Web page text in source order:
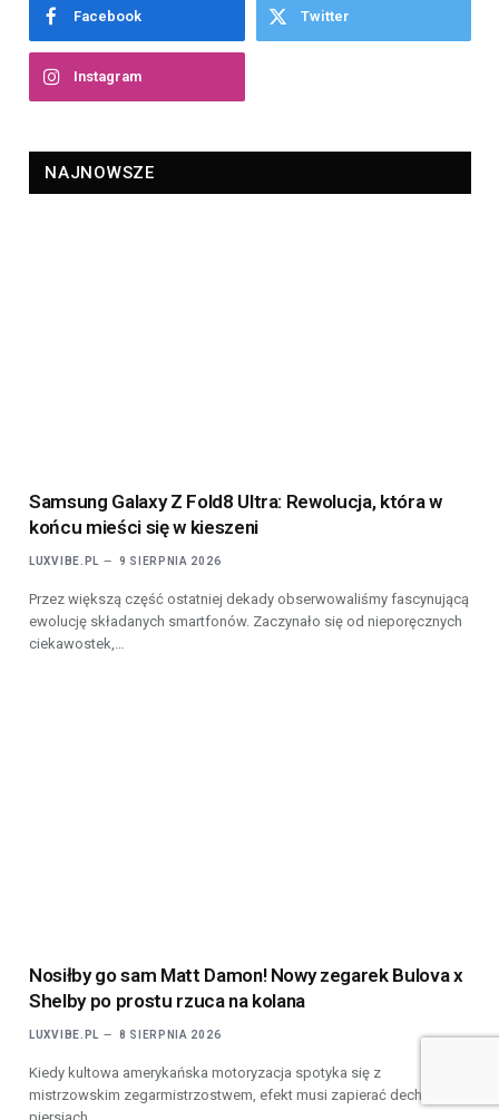
Facebook Twitter
Instagram
NAJNOWSZE
Samsung Galaxy Z Fold8 Ultra: Rewolucja, która w
końcu mieści się w kieszeni
LUXVIBE.PL 9 SIERPNIA 2026
Przez większą część ostatniej dekady obserwowaliśmy fascynującą
ewolucję składanych smartfonów. Zaczynało się od nieporęcznych
ciekawostek,…
Nosiłby go sam Matt Damon! Nowy zegarek Bulova x
Shelby po prostu rzuca na kolana
LUXVIBE.PL 8 SIERPNIA 2026
Kiedy kultowa amerykańska motoryzacja spotyka się z
mistrzowskim zegarmistrzostwem, efekt musi zapierać dech w